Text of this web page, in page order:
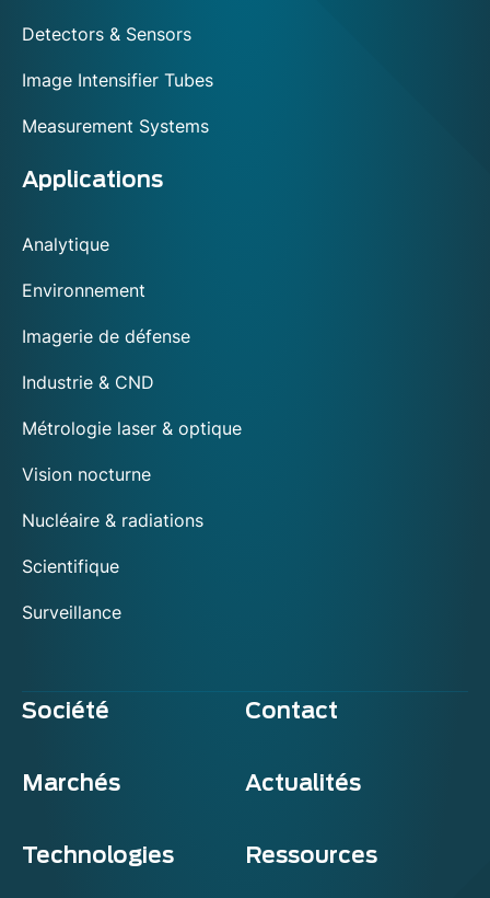
Detectors & Sensors
Image Intensifier Tubes
Measurement Systems
Applications
Analytique
Environnement
Imagerie de défense
Industrie & CND
Métrologie laser & optique
Vision nocturne
Nucléaire & radiations
Scientifique
Surveillance
Société Contact
Marchés Actualités
Technologies Ressources